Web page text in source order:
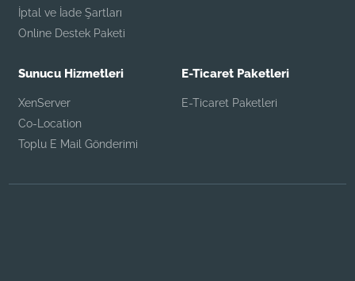
İptal ve İade Şartları
Online Destek Paketi
Sunucu Hizmetleri
XenServer
Co-Location
Toplu E Mail Gönderimi
E-Ticaret Paketleri
E-Ticaret Paketleri